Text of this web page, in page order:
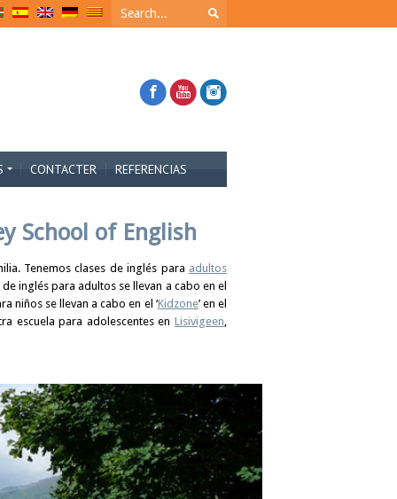
CONTACTER REFERENCIAS
School of English
Tenemos clases de inglés para adultos
inglés para adultos se llevan a cabo en el
niños se llevan a cabo en el ‘Kidzone’ en el
escuela para adolescentes en Lisivigeen,